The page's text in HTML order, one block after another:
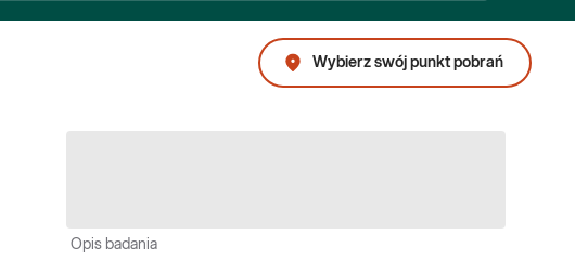
Wybierz swój punkt pobrań
Opis badania